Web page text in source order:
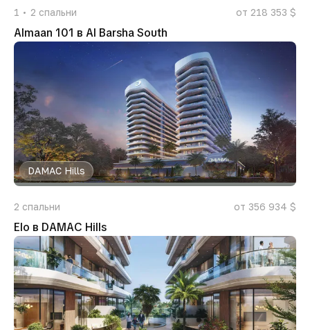
1 2 спальни от 218 353 $
Almaan 101 в Al Barsha South
DAMAC Hills
2 спальни от 356 934 $
Elo в DAMAC Hills